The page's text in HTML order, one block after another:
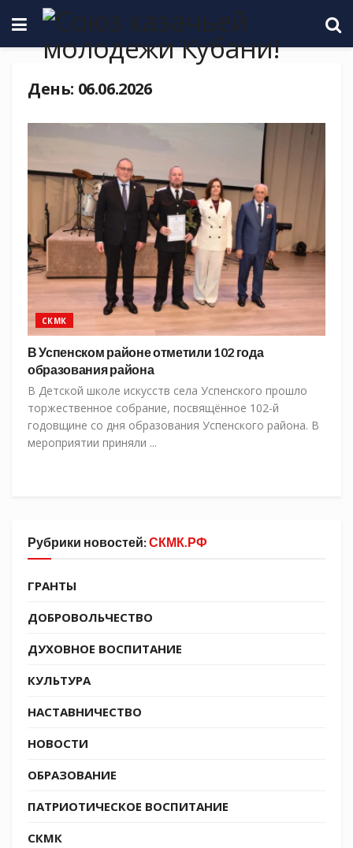
День: 06.06.2026
СКМК
В Успенском районе отметили 102 года
образования района
В Детской школе искусств села Успенского прошло
торжественное собрание, посвящённое 102-й
годовщине со дня образования Успенского района. В
мероприятии приняли ...
Рубрики новостей:СКМК.РФ
ГРАНТЫ
ДОБРОВОЛЬЧЕСТВО
ДУХОВНОЕ ВОСПИТАНИЕ
КУЛЬТУРА
НАСТАВНИЧЕСТВО
НОВОСТИ
ОБРАЗОВАНИЕ
ПАТРИОТИЧЕСКОЕ ВОСПИТАНИЕ
СКМК